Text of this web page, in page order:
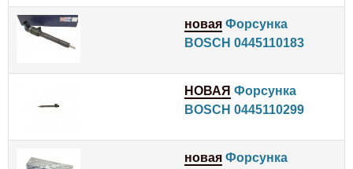
новая Форсунка
BOSCH 0445110183
НОВАЯ Форсунка
BOSCH 0445110299
новая Форсунка